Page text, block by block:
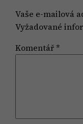
Vaše e-mailová
Vyžadované
Komentář*